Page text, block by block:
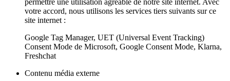
permettre une utilisation agréable de notre site internet. Avec
votre accord, nous utilisons les services tiers suivants sur ce
site internet :
Google Tag Manager, UET (Universal Event Tracking)
Consent Mode de Microsoft, Google Consent Mode, Klarna,
Freshchat
Contenu média externe